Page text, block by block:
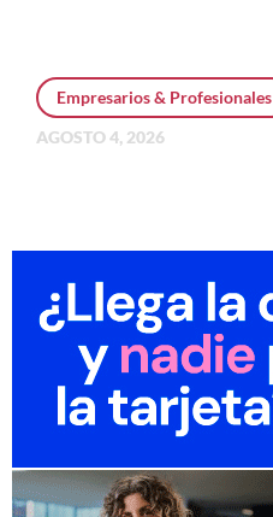
Empresarios & Profesionales
AGOSTO 4, 2026